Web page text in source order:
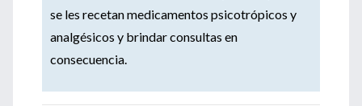
se les recetan medicamentos psicotrópicos y
analgésicos y brindar consultas en
consecuencia.